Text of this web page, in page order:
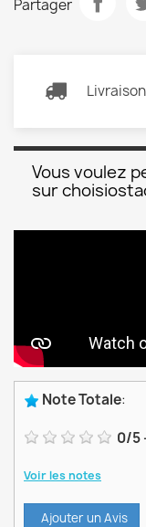
Partager
Vous voulez
sur
Note Totale:
0/5
Voir les notes
Ajouter un Avis